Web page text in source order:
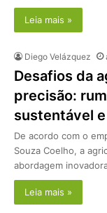
Leia mais »
Diego Velázquez
Desafios da
precisão:
sustentável
De acordo com o
Souza Coelho, a
abordagem
Leia mais »